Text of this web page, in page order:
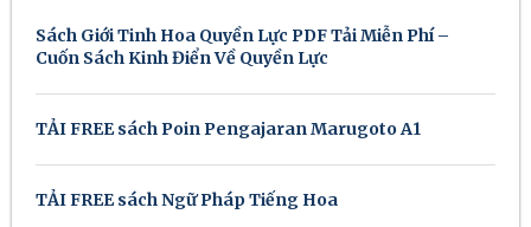
Sách Giới Tinh Hoa Quyền Lực PDF Tải Miễn Phí –
Cuốn Sách Kinh Điển Về Quyền Lực
TẢI FREE sách Poin Pengajaran Marugoto A1
TẢI FREE sách Ngữ Pháp Tiếng Hoa